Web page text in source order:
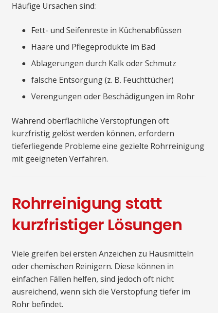
Häufige Ursachen sind:
Fett- und Seifenreste in Küchenabflüssen
Haare und Pflegeprodukte im Bad
Ablagerungen durch Kalk oder Schmutz
falsche Entsorgung (z. B. Feuchttücher)
Verengungen oder Beschädigungen im Rohr
Während oberflächliche Verstopfungen oft
kurzfristig gelöst werden können, erfordern
tieferliegende Probleme eine gezielte Rohrreinigung
mit geeigneten Verfahren.
Rohrreinigung statt
kurzfristiger Lösungen
Viele greifen bei ersten Anzeichen zu Hausmitteln
oder chemischen Reinigern. Diese können in
einfachen Fällen helfen, sind jedoch oft nicht
ausreichend, wenn sich die Verstopfung tiefer im
Rohr befindet.